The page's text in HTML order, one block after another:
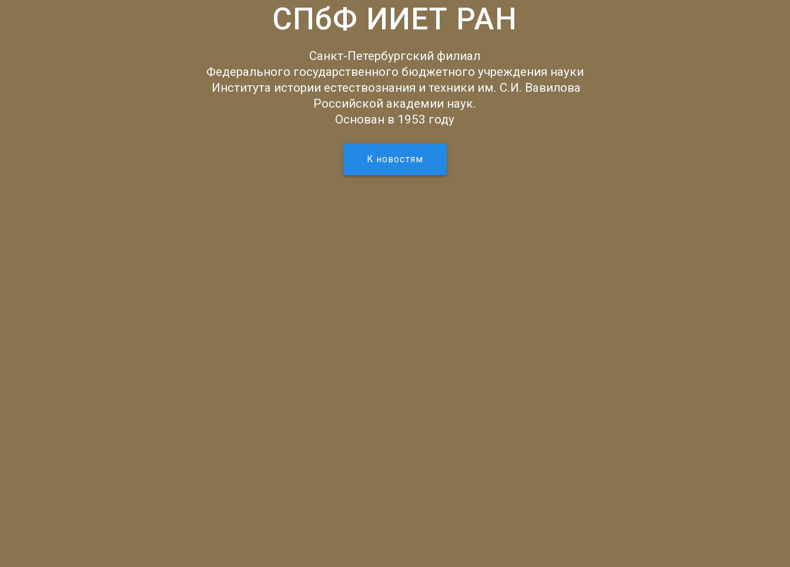
СПбФ ИИЕТ РАН
Санкт-Петербургский филиал
Федерального государственного бюджетного учреждения науки
Института истории естествознания и техники им. С.И. Вавилова
Российской академии наук.
Основан в 1953 году
К новостям